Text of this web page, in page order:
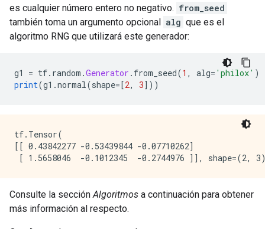
es cualquier número entero no negativo. from_seed
también toma un argumento opcional alg que es el
algoritmo RNG que utilizará este generador:
g1 = tf. random .Generator . from_seed(1 , alg= 'philox' )
print(g1 .normal(shape=[2, 3]))
tf.Tensor(
[[ 0.43842277 -0.53439844 -0.07710262]
Consulte la secciónAlgoritmos a continuación para obtener
más información al respecto.